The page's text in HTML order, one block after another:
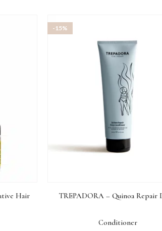
Hair
-15%
TREPADORA – Quinoa Repair
Conditioner